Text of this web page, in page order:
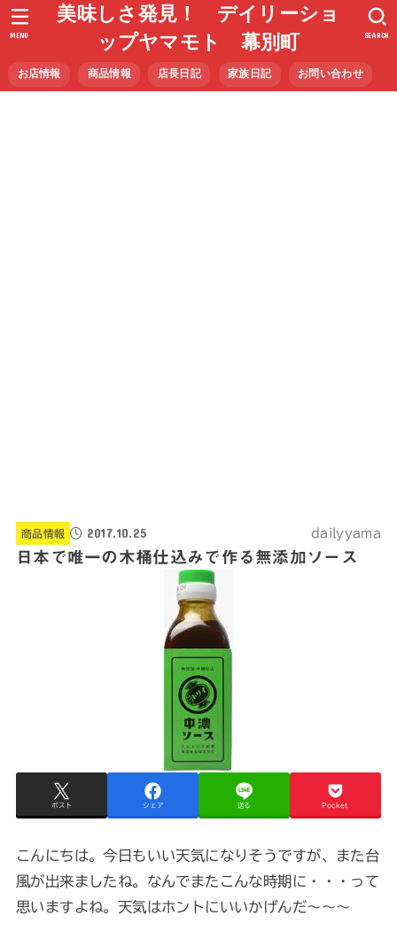
美味しさ発見！ デイリーショ
ップヤマモト 幕別町
お店情報 商品情報 店長日記 家族日記 お問い合わせ
SEARCH
MENU
商品情報 2017.10.25 dailyyama
日本で唯一の木桶仕込みで作る無添加ソース
ポスト シェア 送る Pocket
こんにちは。今日もいい天気になりそうですが、また台
風が出来ましたね。なんでまたこんな時期に・・・って
思いますよね。天気はホントにいいかげんだ～～～